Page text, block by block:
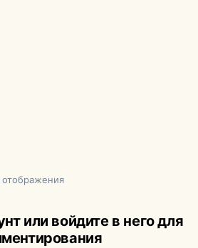
или войдите в него для